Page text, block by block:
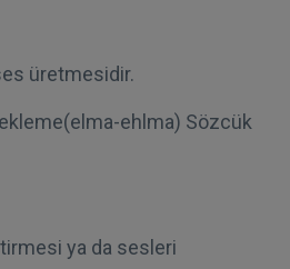
üretmesidir.
ehlma) Sözcük
ya da sesleri